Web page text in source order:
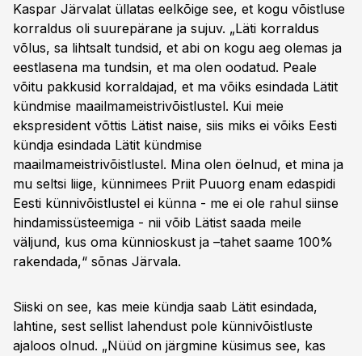
Kaspar Järvalat üllatas eelkõige see, et kogu võistluse
korraldus oli suurepärane ja sujuv. „Läti korraldus
võlus, sa lihtsalt tundsid, et abi on kogu aeg olemas ja
eestlasena ma tundsin, et ma olen oodatud. Peale
võitu pakkusid korraldajad, et ma võiks esindada Lätit
kündmise maailmameistrivõistlustel. Kui meie
ekspresident võttis Lätist naise, siis miks ei võiks Eesti
kündja esindada Lätit kündmise
maailmameistrivõistlustel. Mina olen öelnud, et mina ja
mu seltsi liige, künnimees Priit Puuorg enam edaspidi
Eesti künnivõistlustel ei künna - me ei ole rahul siinse
hindamissüsteemiga - nii võib Lätist saada meile
väljund, kus oma künnioskust ja –tahet saame 100%
rakendada,“ sõnas Järvala.
Siiski on see, kas meie kündja saab Lätit esindada,
lahtine, sest sellist lahendust pole künnivõistluste
ajaloos olnud. „Nüüd on järgmine küsimus see, kas